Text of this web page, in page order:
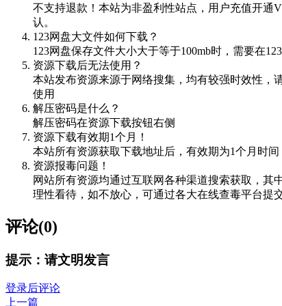
不支持退款！本站为非盈利性站点，用户充值开通
认。
123网盘大文件如何下载？
123网盘保存文件大小大于等于100mb时，需要在
资源下载后无法使用？
本站发布资源来源于网络搜集，均有较强时效性，
使用
解压密码是什么？
解压密码在资源下载按钮右侧
资源下载有效期1个月！
本站所有资源获取下载地址后，有效期为1个月时
资源报毒问题！
网站所有资源均通过互联网各种渠道搜索获取，其
理性看待，如不放心，可通过各大在线查毒平台提交
评论(0)
提示：请文明发言
登录后评论
上一篇